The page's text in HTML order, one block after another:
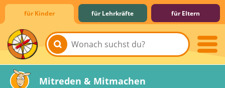
für Kinder für Lehrkräfte für Eltern
Lernen & Schule
Hobby & Freizeit
Spiel & Spaß
Mitreden & Mitmachen